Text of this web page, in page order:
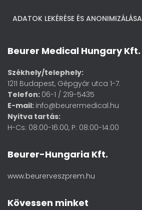
ADATOK LEKÉRÉSE ÉS ANONIMIZÁLÁSA
Beurer Medical Hungary Kft.
Székhely/telephely:
1211 Budapest, Gépgyár utca 1-7.
Telefon: 06-1 / 219-5435
E-mail: info@beurermedical.hu
Nyitva tartás:
H-Cs: 08:00-16:00, P: 08:00-14:00
Beurer-Hungaria Kft.
www.beurerveszprem.hu
Kövessen minket